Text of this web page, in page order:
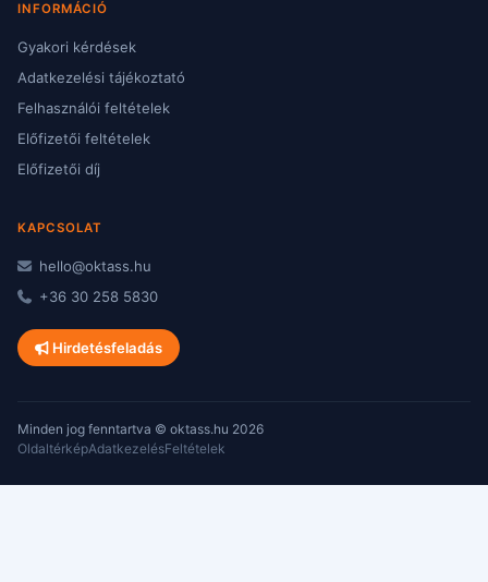
INFORMÁCIÓ
Gyakori kérdések
Adatkezelési tájékoztató
Felhasználói feltételek
Előfizetői feltételek
Előfizetői díj
KAPCSOLAT
hello@oktass.hu
+36 30 258 5830
Hirdetésfeladás
Minden jog fenntartva © oktass.hu 2026
OldaltérképAdatkezelésFeltételek